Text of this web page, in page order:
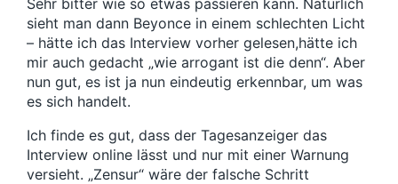
Sehr bitter wie so etwas passieren kann. Natürlich
sieht man dann Beyonce in einem schlechten Licht
– hätte ich das Interview vorher gelesen,hätte ich
mir auch gedacht „wie arrogant ist die denn“. Aber
nun gut, es ist ja nun eindeutig erkennbar, um was
es sich handelt.
Ich finde es gut, dass der Tagesanzeiger das
Interview online lässt und nur mit einer Warnung
versieht. „Zensur“ wäre der falsche Schritt